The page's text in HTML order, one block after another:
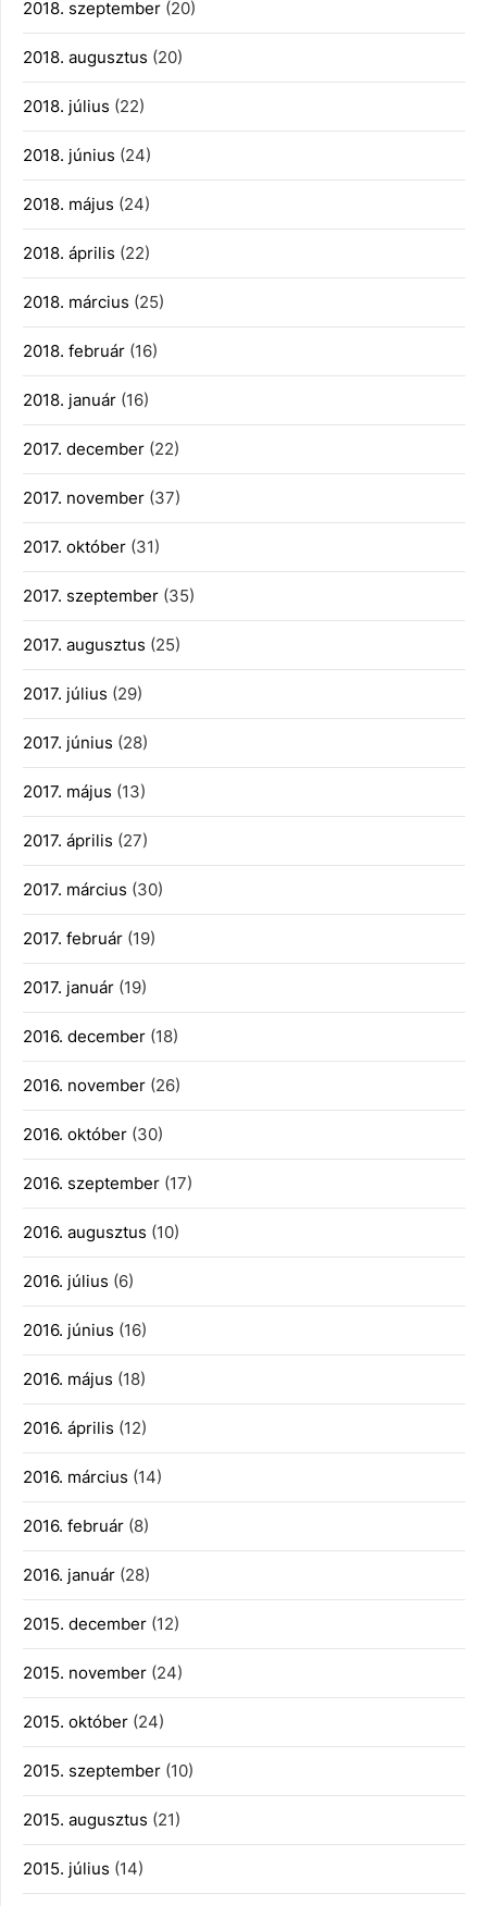
2018. szeptember (20)
2018. augusztus (20)
2018. július (22)
2018. június (24)
2018. május (24)
2018. április (22)
2018. március (25)
2018. február (16)
2018. január (16)
2017. december (22)
2017. november (37)
2017. október (31)
2017. szeptember (35)
2017. augusztus (25)
2017. július (29)
2017. június (28)
2017. május (13)
2017. április (27)
2017. március (30)
2017. február (19)
2017. január (19)
2016. december (18)
2016. november (26)
2016. október (30)
2016. szeptember (17)
2016. augusztus (10)
2016. július (6)
2016. június (16)
2016. május (18)
2016. április (12)
2016. március (14)
2016. február (8)
2016. január (28)
2015. december (12)
2015. november (24)
2015. október (24)
2015. szeptember (10)
2015. augusztus (21)
2015. július (14)